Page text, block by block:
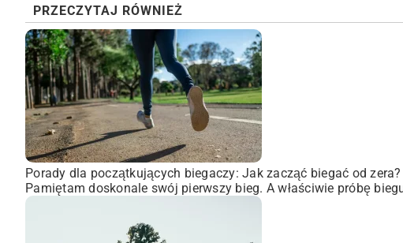
PRZECZYTAJ RÓWNIEŻ
Porady dla początkujących biegaczy: Jak zacząć biegać od zera?
Pamiętam doskonale swój pierwszy bieg. A właściwie próbę